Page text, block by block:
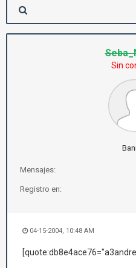
Sin
Mensajes:
Registro en:
04-15-2004, 10:48 AM